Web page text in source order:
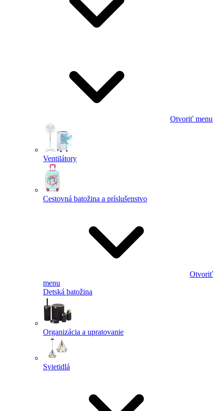
Otvoriť menu
Ventilátory
Cestovná batožina a príslušenstvo
Otvoriť
menu
Detská batožina
Organizácia a upratovanie
Svietidlá